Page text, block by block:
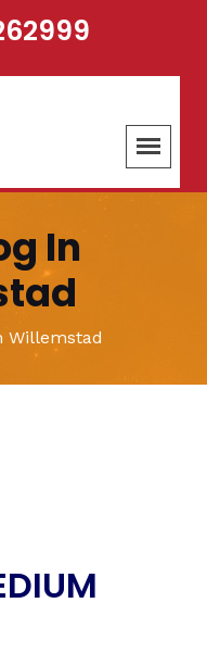
In
Willemstad